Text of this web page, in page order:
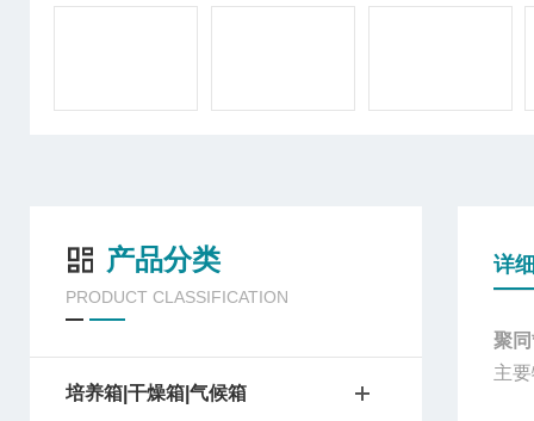
产品分类
PRODUCT CLASSIFICATION
培养箱|干燥箱|气候箱
详
聚
主